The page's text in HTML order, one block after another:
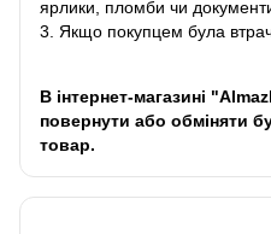
ярлики, пломби чи
3. Якщо покупцем була
В інтернет-магазині
повернути або обміняти
товар.